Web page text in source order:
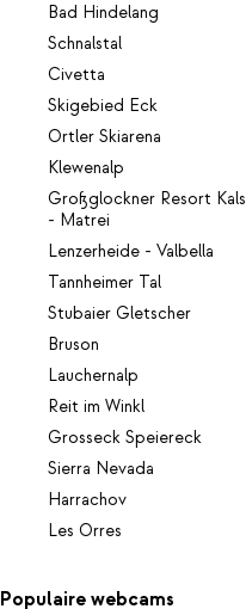
Bad Hindelang
Schnalstal
Civetta
Skigebied Eck
Ortler Skiarena
Klewenalp
Großglockner Resort Kals
- Matrei
Lenzerheide - Valbella
Tannheimer Tal
Stubaier Gletscher
Bruson
Lauchernalp
Reit im Winkl
Grosseck Speiereck
Sierra Nevada
Harrachov
Les Orres
Populaire webcams